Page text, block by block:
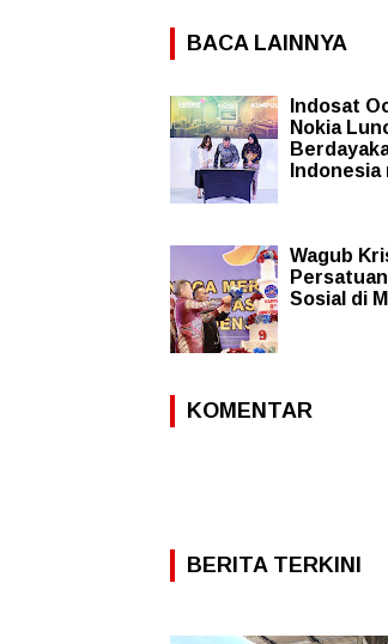
BACA LAINNYA
Indosat
Nokia
Indonesia
Wagub
Sosial di
KOMENTAR
BERITA TERKINI